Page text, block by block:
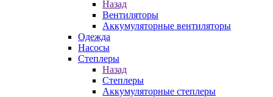
Назад
Вентиляторы
Аккумуляторные вентиляторы
Одежда
Насосы
Степлеры
Назад
Степлеры
Аккумуляторные степлеры